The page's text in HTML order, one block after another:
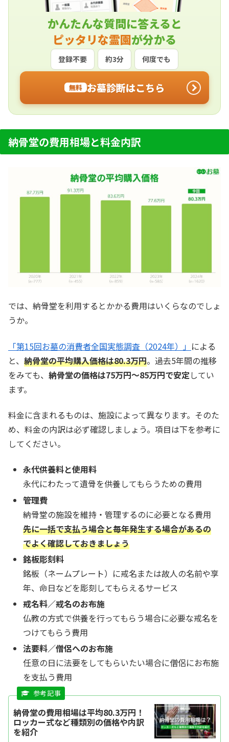
かんたんな質問に答えると
ピッタリな霊園が分かる
登録不要 約3分 何度でも
無料 お墓診断はこちら
納骨堂の費用相場と料金内訳
では、納骨堂を利用するとかかる費用はいくらなのでしょ
うか。
「第15回お墓の消費者全国実態調査（2024年）」 による
と、 納骨堂の平均購入価格は80.3万円。過去5年間の推移
をみても、 納骨堂の価格は75万円～85万円で安定してい
ます。
料金に含まれるものは、施設によって異なります。そのた
め、料金の内訳は必ず確認しましょう。項目は下を参考に
してください。
永代供養料と使用料
永代にわたって遺骨を供養してもらうための費用
管理費
納骨堂の施設を維持・管理するのに必要となる費用
先に一括で支払う場合と毎年発生する場合があるの
でよく確認しておきましょう
銘板彫刻料
銘板（ネームプレート）に戒名または故人の名前や享
年、命日などを彫刻してもらえるサービス
戒名料／戒名のお布施
仏教の方式で供養を行ってもらう場合に必要な戒名を
つけてもらう費用
法要料／僧侶へのお布施
任意の日に法要をしてもらいたい場合に僧侶にお布施
を支払う費用
納骨堂の費用相場は平均80.3万円！
ロッカー式など種類別の価格や内訳
を紹介